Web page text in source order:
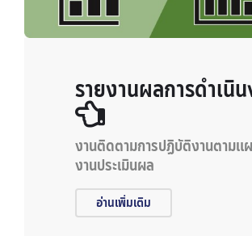
รายงานผลการดำเนิ
งานติดตามการปฏิบัติงานตามแ
งานประเมินผล
อ่านเพิ่มเติม